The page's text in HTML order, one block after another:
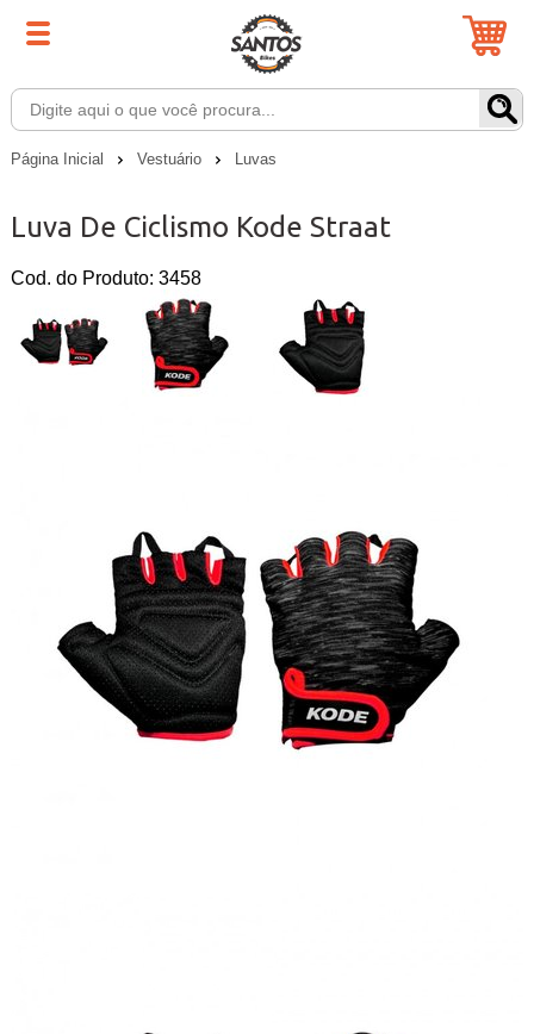
Página Inicial Vestuário Luvas
Luva De Ciclismo Kode Straat
Cod. do Produto: 3458